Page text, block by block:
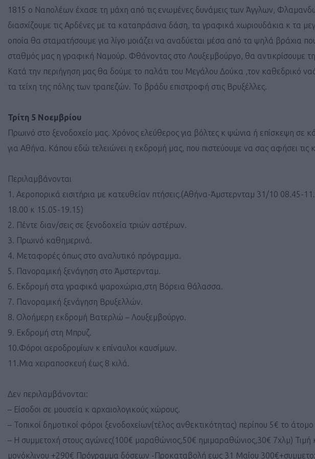
1815 ο Ναπολέων έχασε τη μάχη από τις ενωμένες δυνάμεις των Άγγλων,
διασχίζουμε τις Αρδένες με τα καταπράσινα δάση, τα γραφικά χωριουδάκια κ τα
οποία θα σταματήσουμε για λίγο μοιάζει να αναδύεται μέσα από τα ψηλά βράχια
σταθμός μας η γραφική Ναμούρ. Φθάνοντας στο Λουξεμβούργο, θα αντικρίσουμε
Κατά την περιήγηση μας θα δούμε το παλάτι του Μεγάλου Δούκα ,τον καθεδρικό
τα τείχη της πόλης των τραπεζών. Το βράδυ επιστροφή στις Βρυξέλλες.
Τρίτη 5 Νοεμβρίου
Πρωινό στο ξενοδοχείο μας. Χρόνος ελεύθερος για βόλτες κ ψώνια ή επίσκεψη
για Αθήνα. Κάπου εδώ τελειώνει η εκδρομή μας, που πιστεύουμε να σας αφήσει τις
Περιλαμβάνονται
1. Αεροπορικά εισιτήρια με κατευθείαν πτήσεις.(Αθήνα-Άμστερνταμ 31/10
18.00 κ 15.05-19.15)
2. Πέντε διαν/σεις σε ξενοδοχεία τριών αστέρων.
3. Πρωινό καθημερινά.
4. Μεταφορές όπως στο αναλυτικό πρόγραμμα.
5. Πανοραμική ξενάγηση στο Άμστερνταμ.
6. Εκδρομή στα γραφικά ψαροχώρια,στη Βόρεια θάλασσα.
7. Πανοραμική ξενάγηση Βρυξελλών.
8. Ολοήμερη εκδρομή Βατερλώ – Λουξεμβούργο.
9. Εκδρομή στη Μπρυζ.
10.Φόροι αεροδρομίων κ επίναυλοι καυσίμων.
11.Μια χειραποσκευή έως 8 κιλά.
Δεν περιλαμβάνονται:
– Είσοδοι σε μουσεία κ αρχαιολογικούς χώρους.
– Τοπικοί δημοτικοί φόροι ξενοδοχείων(τέλος ανθεκτικότητας) περίπου 5€ το
– Η συμμετοχή στους αγώνες(100€ μαραθώνιος,50€ ημιμαραθώνιος,30€ 7χλμ) Τιμή
μονόκλινου +290€ Πρόγραμμα δόσεων -Προκαταβολή εως 31 Μαίου